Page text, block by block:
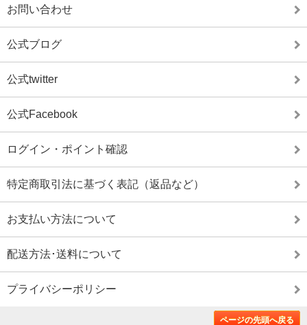
お問い合わせ
公式ブログ
公式twitter
公式Facebook
ログイン・ポイント確認
特定商取引法に基づく表記（返品など）
お支払い方法について
配送方法･送料について
プライバシーポリシー
ページの先頭へ戻る